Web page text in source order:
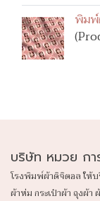
พิม
บริษัท หมวย กา
โรงพิมพ์ผ้าดิจิตอล ให้
ผ้าห่ม กระเป๋าผ้า ถุงผ้